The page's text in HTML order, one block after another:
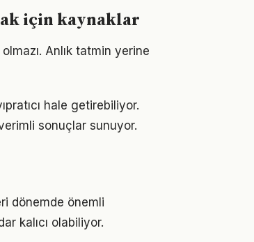
için kaynaklar
olmazı. Anlık tatmin yerine
hale getirebiliyor.
sonuçlar sunuyor.
dönemde önemli
kalıcı olabiliyor.